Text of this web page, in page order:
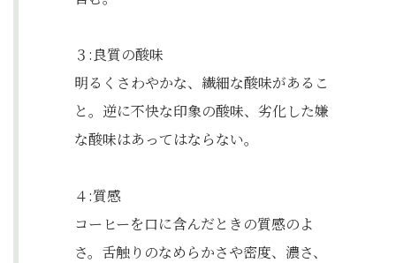
３:良質の酸味
明るくさわやかな、繊細な酸味があるこ
と。逆に不快な印象の酸味、劣化した嫌
な酸味はあってはならない。
４:質感
コーヒーを口に含んだときの質感のよ
さ。舌触りのなめらかさや密度、濃さ、